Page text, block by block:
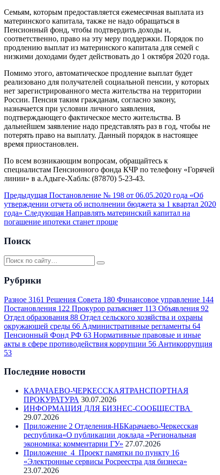
Семьям, которым предоставляется ежемесячная выплата из
материнского капитала, также не надо обращаться в
Пенсионный фонд, чтобы подтвердить доходы и,
соответственно, право на эту меру поддержки. Порядок по
продлению выплат из материнского капитала для семей с
низкими доходами будет действовать до 1 октября 2020 года.
Помимо этого, автоматическое продление выплат будет
реализовано для получателей социальной пенсии, у которых
нет зарегистрированного места жительства на территории
России. Пенсия таким гражданам, согласно закону,
назначается при условии личного заявления,
подтверждающего фактическое место жительства. В
дальнейшем заявление надо представлять раз в год, чтобы не
потерять право на выплату. Данный порядок в настоящее
время приостановлен.
По всем возникающим вопросам, обращайтесь к
специалистам Пенсионного фонда КЧР по телефону «Горячей
линии» в а.Адыге-Хабль: (87870) 5-23-43.
Предыдущая Постановление № 198 от 06.05.2020 года «Об
утверждении отчета об исполнении бюджета за 1 квартал 2020
года» Следующая Направлять материнский капитал на
погашение ипотеки станет проще
Поиск
Рубрики
Разное 3161 Решения Совета 180 Финансовое управление 144
Постановления 122 Прокурор разъясняет 113 Объявления 92
Отдел образования 88 Отдел сельского хозяйства и охраны
окружающей среды 66 Административные регламенты 64
Пенсионный Фонд РФ 63 Нормативные правовые и иные
акты в сфере противодействия коррупции 56 Антикоррупция
53
Последние новости
КАРАЧАЕВО-ЧЕРКЕССКАЯТРАНСПОРТНАЯ
ПРОКУРАТУРА 30.07.2026
ИНФОРМАЦИЯ ДЛЯ БИЗНЕС-СООБЩЕСТВА
29.07.2026
Приложение 2 Отделения-НБКарачаево-Черкесская
республика«О публикации доклада «Региональная
экономика: комментарии ГУ» 27.07.2026
Приложение_4_Проект памятки по пункту 16
«Электронные сервисы Росреестра для бизнеса»
23.07.2026